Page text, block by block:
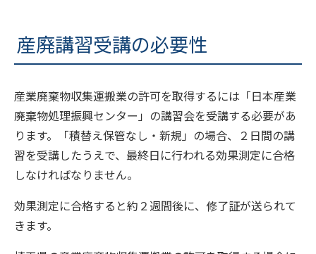
産廃講習受講の必要性
産業廃棄物収集運搬業の許可を取得するには「日本産業
廃棄物処理振興センター」の講習会を受講する必要があ
ります。「積替え保管なし・新規」の場合、２日間の講
習を受講したうえで、最終日に行われる効果測定に合格
しなければなりません。
効果測定に合格すると約２週間後に、修了証が送られて
きます。